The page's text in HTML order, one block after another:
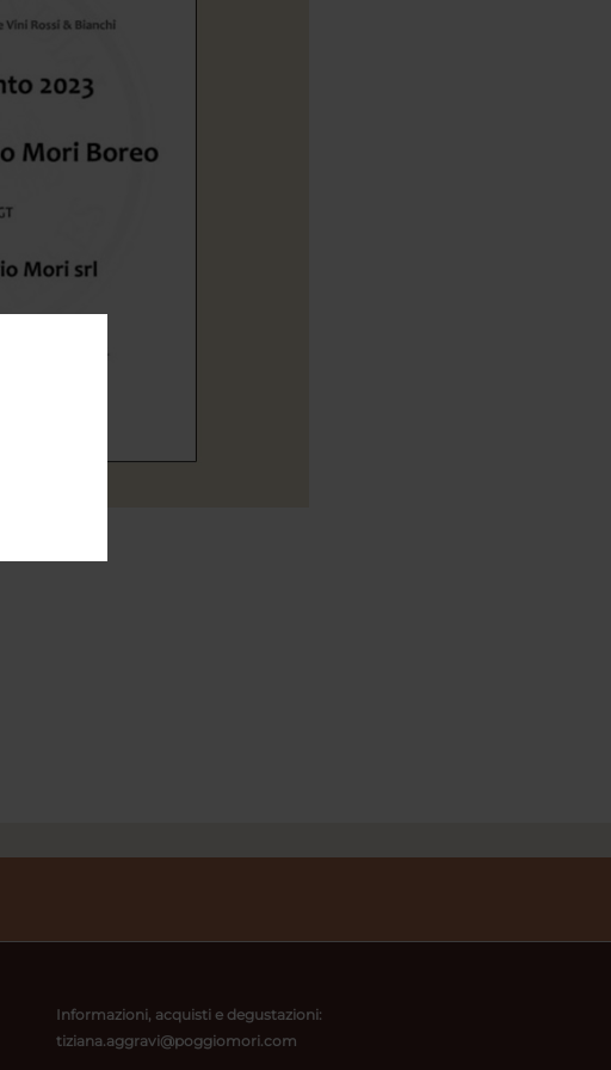
Informazioni, acquisti e degustazioni:
tiziana.aggravi@poggiomori.com